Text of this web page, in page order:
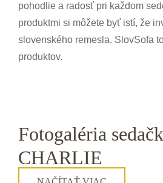
pohodlie a radosť pri každom
produktmi si môžete byť istí, že
slovenského remesla. SlovSofa
produktov.
Fotogaléria
CHARLIE